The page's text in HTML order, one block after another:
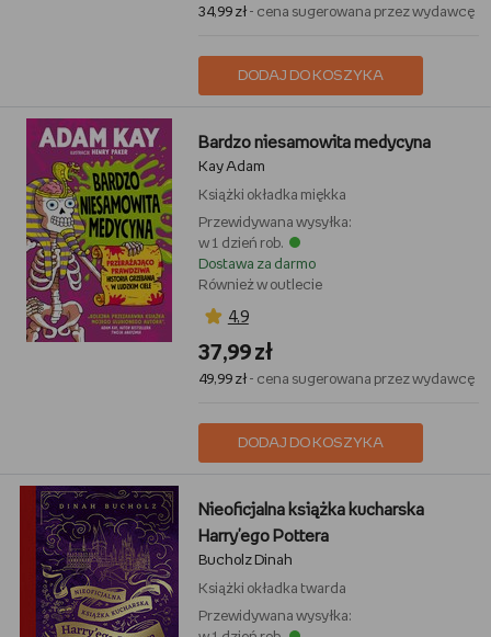
34,99 zł- cena sugerowana przez wydawcę
DODAJ DO KOSZYKA
Bardzo niesamowita medycyna
Kay Adam
Książki okładka miękka
Przewidywana wysyłka:
w 1 dzień rob.
Dostawa za darmo
Również w outlecie
4,9
37,99 zł
49,99 zł- cena sugerowana przez wydawcę
DODAJ DO KOSZYKA
Nieoficjalna książka kucharska
Harry'ego Pottera
Bucholz Dinah
Książki okładka twarda
Przewidywana wysyłka: